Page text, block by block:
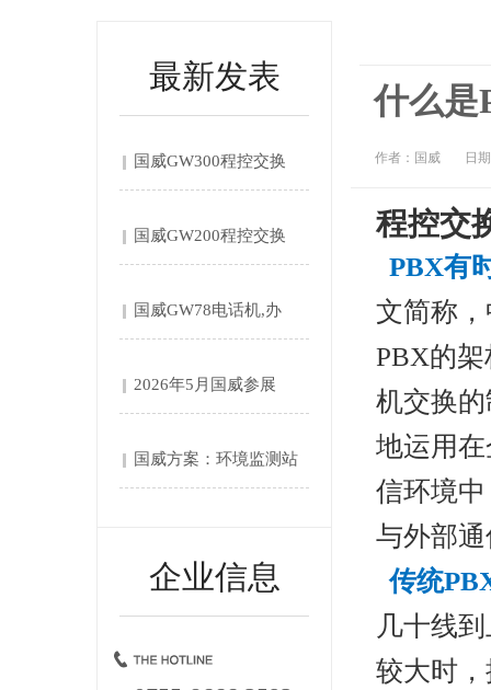
最新发表
国威GW300程控交换
国威GW200程控交换
国威GW78电话机,办
2026年5月国威参展
国威方案：环境监测站‌
企业信息
什么是
作者：国威 日
程控交
PBX有
文简称
PBX的
机交换
地运用
信环境
与外部
传统
几十线
较大时